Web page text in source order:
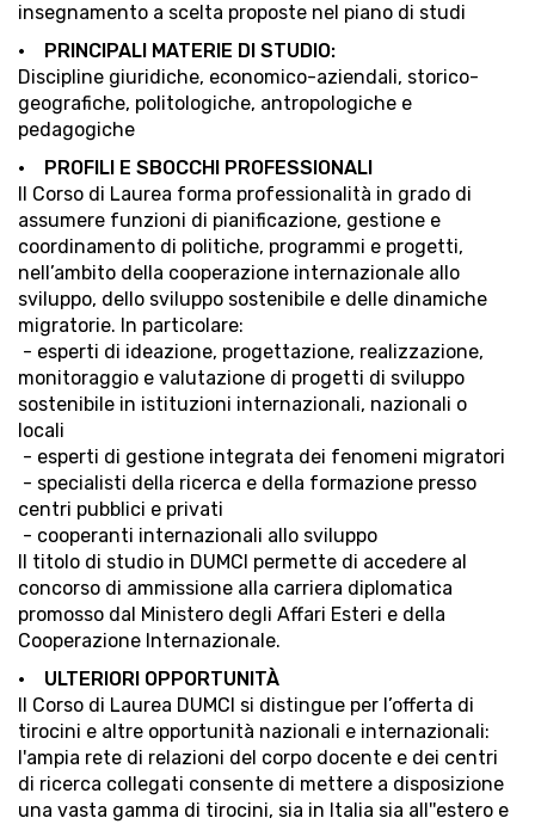
insegnamento a scelta proposte nel piano di studi
• PRINCIPALI MATERIE DI STUDIO:
Discipline giuridiche, economico-aziendali, storico-
geografiche, politologiche, antropologiche e
pedagogiche
• PROFILI E SBOCCHI PROFESSIONALI
Il Corso di Laurea forma professionalità in grado di
assumere funzioni di pianificazione, gestione e
coordinamento di politiche, programmi e progetti,
nell’ambito della cooperazione internazionale allo
sviluppo, dello sviluppo sostenibile e delle dinamiche
migratorie. In particolare:
- esperti di ideazione, progettazione, realizzazione,
monitoraggio e valutazione di progetti di sviluppo
sostenibile in istituzioni internazionali, nazionali o
locali
- esperti di gestione integrata dei fenomeni migratori
- specialisti della ricerca e della formazione presso
centri pubblici e privati
- cooperanti internazionali allo sviluppo
Il titolo di studio in DUMCI permette di accedere al
concorso di ammissione alla carriera diplomatica
promosso dal Ministero degli Affari Esteri e della
Cooperazione Internazionale.
• ULTERIORI OPPORTUNITÀ
Il Corso di Laurea DUMCI si distingue per l’offerta di
tirocini e altre opportunità nazionali e internazionali:
l'ampia rete di relazioni del corpo docente e dei centri
di ricerca collegati consente di mettere a disposizione
una vasta gamma di tirocini, sia in Italia sia all''estero e